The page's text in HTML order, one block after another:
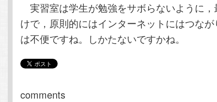
実習室は学生が勉強をサボらないように
けで，原則的にはインターネットにはつな
は不便ですね。しかたないですかね。
comments